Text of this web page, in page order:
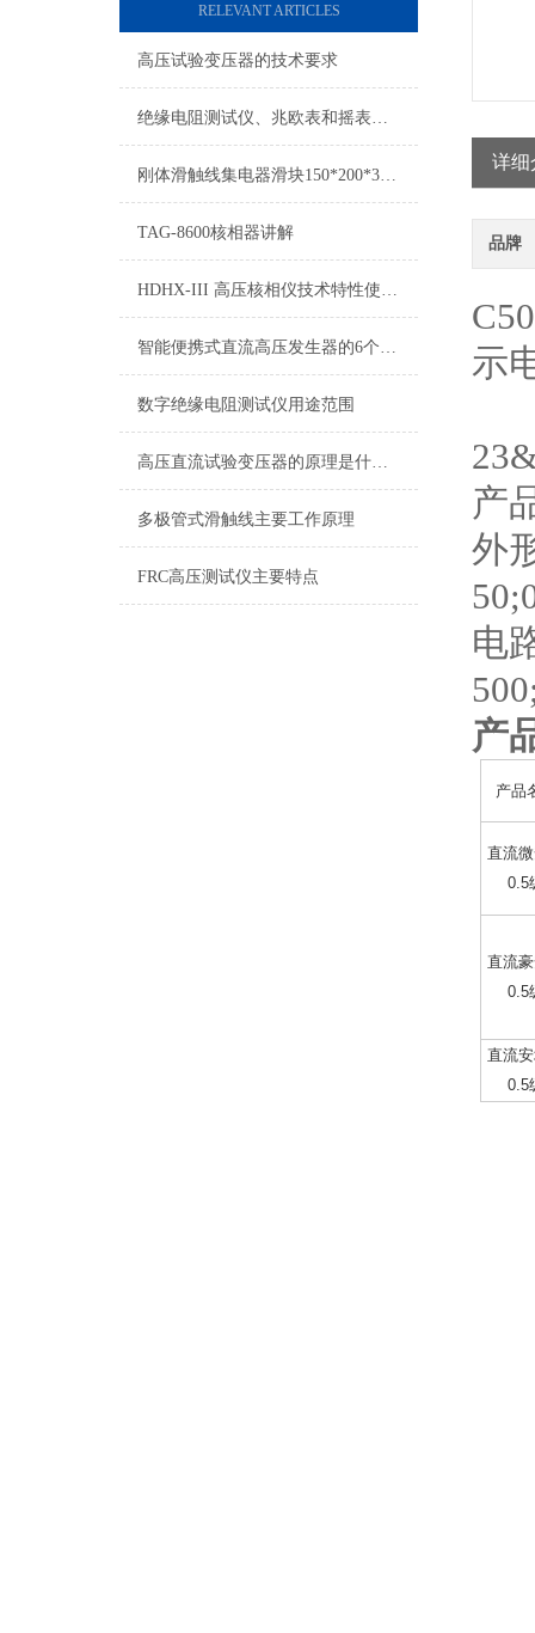
RELEVANT ARTICLES
高压试验变压器的技术要求
绝缘电阻测试仪、兆欧表和摇表的有啥不同？
刚体滑触线集电器滑块150*200*30介绍
TAG-8600核相器讲解
HDHX-III 高压核相仪技术特性使用方法
智能便携式直流高压发生器的6个使用注意事项
数字绝缘电阻测试仪用途范围
高压直流试验变压器的原理是什么？
多极管式滑触线主要工作原理
FRC高压测试仪主要特点
详细
品牌
示
产
外
电
产
产品
直流
0.5
直流
0.5
直流
0.5